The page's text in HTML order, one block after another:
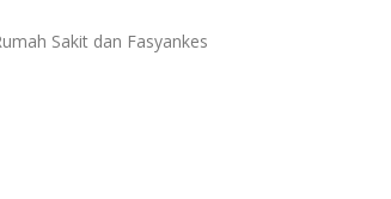
Sakit dan Fasyankes